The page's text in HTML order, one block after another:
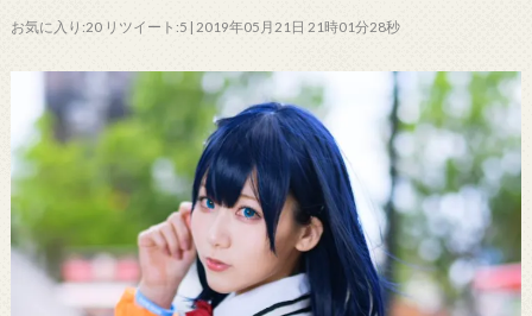
お気に入り:20 リツイート:5 | 2019年05月21日 21時01分28秒